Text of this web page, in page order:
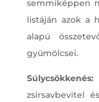
semmiképpen
listáján azok a
alapú
gyümölcsei.
Súlycsökkenés:
zsírsavbevitel